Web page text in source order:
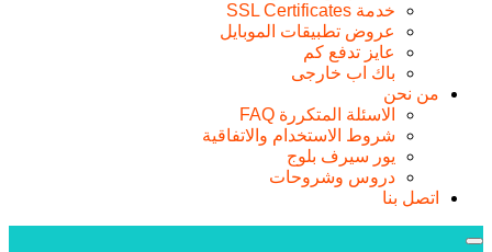
خدمة SSL Certificates
عروض تطبيقات الموبايل
عايز تدفع كم
باك اب خارجى
من نحن
الاسئلة المتكررة FAQ
شروط الاستخدام والاتفاقية
يور سيرف بلوج
دروس وشروحات
اتصل بنا